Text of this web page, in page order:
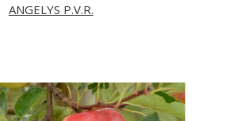
ANGELYS P.V.R.